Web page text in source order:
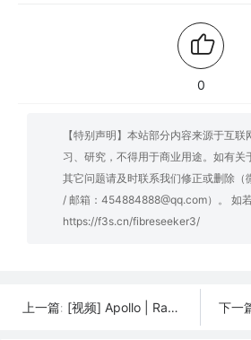
0
【特别声明】本站部分内容来源于互
习、研究，不得用于商业用途。如有关
其它问题请及时联系我们修正或删除
/ 邮箱：454884888@qq.com）。 如
https://f3s.cn/fibreseeker3/
上一篇: [视频] Apollo | Rapid Fusion 大幅面颗粒3D打印系统 下一